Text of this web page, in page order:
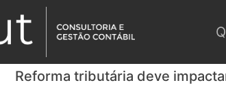
Reforma tributária deve